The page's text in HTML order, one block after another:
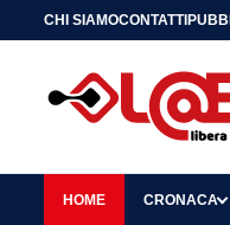
CHI SIAMOCONTATTI
HOME CRONACA